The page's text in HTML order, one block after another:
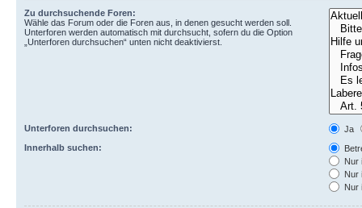
Zu durchsuchende Foren:
Wähle das Forum oder die Foren aus, in denen gesucht werden soll.
Unterforen werden automatisch mit durchsucht, sofern du die Option
„Unterforen durchsuchen“ unten nicht deaktivierst.
Unterforen durchsuchen:
Ja
Innerhalb suchen:
Nur
Nur
Nur